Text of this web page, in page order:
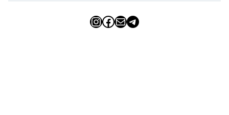
InstagramFacebook Email Telegram